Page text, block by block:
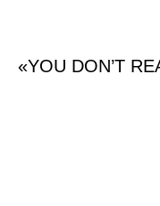
«YOU DON’T